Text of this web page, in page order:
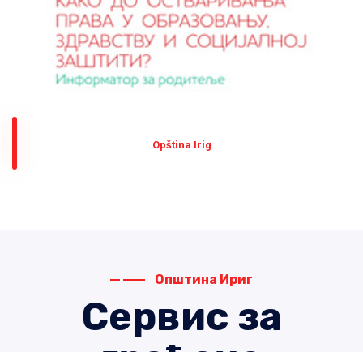
Оpština Irig
Општина Ириг
Сервис за